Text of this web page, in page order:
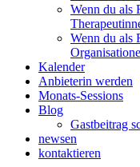
Wenn du als
Wenn du als
Kalender
Anbieterin werden
Monats-Sessions
Blog
Gastbeitrag
newsen
kontaktieren